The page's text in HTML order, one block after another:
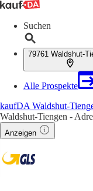
Suchen
79761 Waldshut-
Alle Prospekte
kaufDA Waldshut-
Waldshut-Tiengen -
Anzeigen